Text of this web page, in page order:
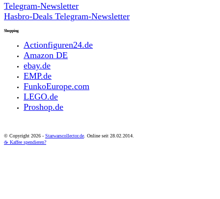
Telegram-Newsletter
Hasbro-Deals Telegram-Newsletter
Shopping
Actionfiguren24.de
Amazon DE
ebay.de
EMP.de
FunkoEurope.com
LEGO.de
Proshop.de
© Copyright 2026 - Starwarscollector.de . Online seit 28.02.2014.
☕ Kaffee spendieren?